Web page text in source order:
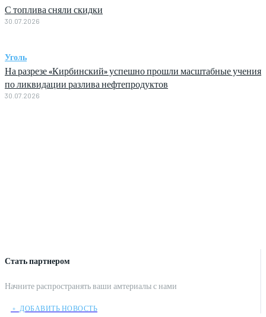
Стать партнером
Начните распространять ваши амтериалы с нами
﹢ ДОБАВИТЬ НОВОСТЬ
С топлива сняли скидки
30.07.2026
Уголь
На разрезе «Кирбинский» успешно прошли масштабные учения
по ликвидации разлива нефтепродуктов
30.07.2026